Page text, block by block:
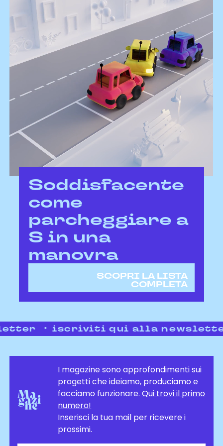
Soddisfacente
come
parcheggiare a
S in una
manovra
SCOPRI LA LISTA
COMPLETA
iscriviti qui alla newsletter
I magazine sono approfondimenti sui
progetti che ideiamo, produciamo e
facciamo funzionare.Qui trovi il primo
numero!
Inserisci la tua mail per ricevere i
prossimi.
digital marketing & SEO-GEO
e-commerce
event & exhibition design
influencer marketing
marketing B2B
marketing automation & CRM
media planning
pack design
promo & activation
social media marketing
software development
spot radio
spot & video
website development
automotive agricoltura beauty
cleaning
credito & finanza
family lifestyle
fashion
food & beverage
health care
home living
industria
no profit & sociale pharma
software & IT turismo